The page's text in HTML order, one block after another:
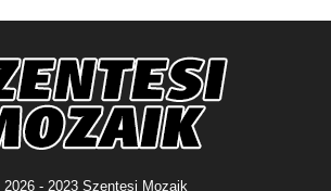
- 2023 Szentesi Mozaik